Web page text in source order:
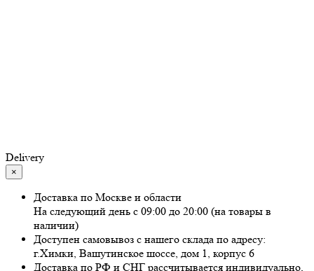
Delivery
×
Доставка по Москве и области
На следующий день с 09:00 до 20:00 (на товары в
наличии)
Доступен самовывоз с нашего склада по адресу:
г.Химки, Вашутинское шоссе, дом 1, корпус 6
Доставка по РФ и СНГ рассчитывается индивидуально,